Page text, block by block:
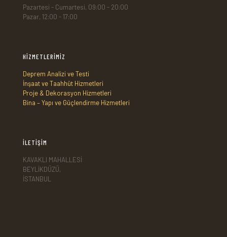
Pazartesi - Cumartesi, 09:00 - 20:00
Pazar, 12:00 - 17:00
HİZMETLERİMİZ
Deprem Analizi ve Testi
İnşaat ve Taahhüt Hizmetleri
Proje & Dekorasyon Hizmetleri
Bina – Yapı ve Güçlendirme Hizmetleri
İLETİŞİM
KAVAKLI MAHALLESİ
BEYLİKDÜZÜ,
İSTANBUL